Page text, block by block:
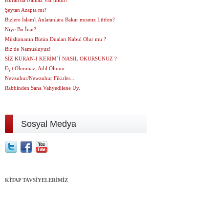
Şeytan Azapta mı?
Bizlere İslam'ı Anlatanlara Bakar mısınız Lütfen?
Niye Bu İnat?
Müslümanın Bütün Duaları Kabul Olur mu ?
Biz de Namusluyuz!
SİZ KURAN-I KERİM`İ NASIL OKURSUNUZ ?
Eşit Olunmaz, Adil Olunur
Nevzuhur/Newzuhur Fikirler...
Rabbinden Sana Vahyedilene Uy.
Sosyal Medya
KİTAP TAVSİYELERİMİZ